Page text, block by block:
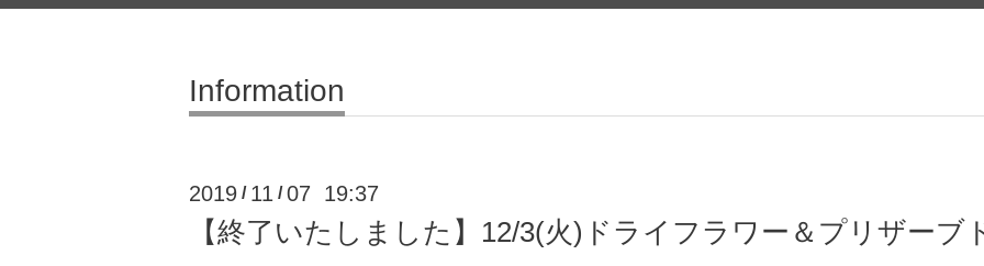
Information
2019 / 11 /07 19:37
【終了いたしました】12/3(火)ドライフラワー＆プリザーブ